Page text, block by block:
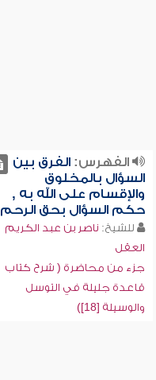
الفهرس:الفرق بين
السؤال بالمخلوق
والإقسام على الله به ,
حكم السؤال بحق الرحم
للشيخ: ناصر بن عبد الكريم
العقل
جزء من محاضرة ( شرح كتاب
قاعدة جليلة في التوسل
والوسيلة [18])